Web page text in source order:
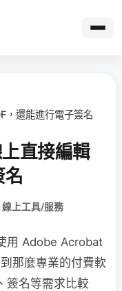
，還能進行電子簽名
直接編輯
名
線上工具/服務
用 Adobe Acrobat
那麼專業的付費軟
簽名等需求比較